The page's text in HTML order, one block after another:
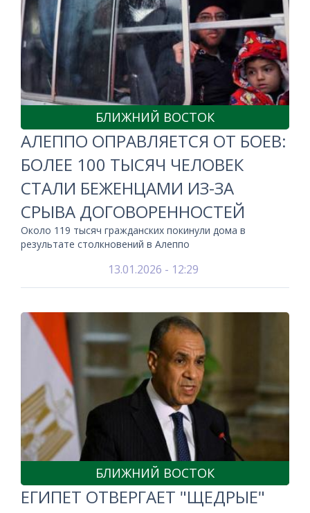
БЛИЖНИЙ ВОСТОК
АЛЕППО ОПРАВЛЯЕТСЯ ОТ БОЕВ:
БОЛЕЕ 100 ТЫСЯЧ ЧЕЛОВЕК
СТАЛИ БЕЖЕНЦАМИ ИЗ-ЗА
СРЫВА ДОГОВОРЕННОСТЕЙ
Около 119 тысяч гражданских покинули дома в
результате столкновений в Алеппо
13.01.2026 - 12:29
БЛИЖНИЙ ВОСТОК
ЕГИПЕТ ОТВЕРГАЕТ "ЩЕДРЫЕ"